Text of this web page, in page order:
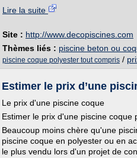
Lire la suite
Site : http://www.decopiscines.com
Thèmes liés : piscine beton ou
piscine coque polyester tout compris /
Estimer le prix d’une
Le prix d'une piscine coque
Estimer le prix d'une piscine coque
Beaucoup moins chère qu'une
piscine coque en polyester ou en
le plus vendu lors d'un projet de